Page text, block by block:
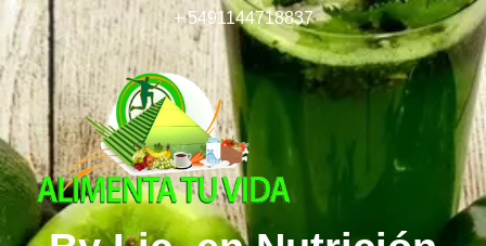
+ 5491144718837